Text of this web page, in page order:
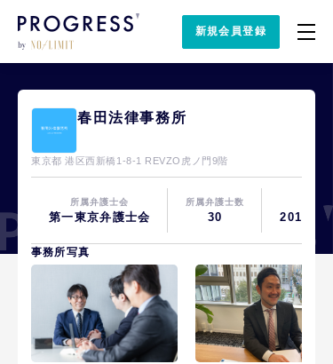
新規会員登録
春田法律事務所
東京都 港区⻄新橋1-8-1 REVZO虎ノ門9階
所属弁護士会
第一東京弁護士会
所属弁護士数
30 2017年
事務所写真